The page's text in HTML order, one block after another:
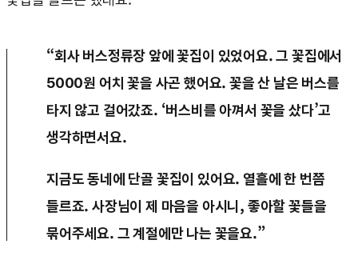
“회사 버스정류장 앞에 꽃집이 있었어요. 그 꽃집에서
5000원 어치 꽃을 사곤 했어요. 꽃을 산 날은 버스를
타지 않고 걸어갔죠. ‘버스비를 아껴서 꽃을 샀다’고
생각하면서요.
지금도 동네에 단골 꽃집이 있어요. 열흘에 한 번쯤
들르죠. 사장님이 제 마음을 아시니, 좋아할 꽃들을
묶어주세요. 그 계절에만 나는 꽃을요.”